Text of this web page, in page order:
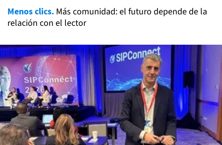
Menos clics. Más comunidad: el futuro depende de la
relación con el lector